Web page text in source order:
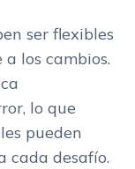
ser flexibles
los cambios.
lo que
pueden
cada desafío.